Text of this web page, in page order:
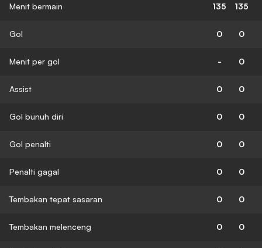
Menit bermain 135 135
Gol 0 0
Menit per gol - 0
Assist 0 0
Gol bunuh diri 0 0
Gol penalti 0 0
Penalti gagal 0 0
Tembakan tepat sasaran 0 0
Tembakan melenceng 0 0